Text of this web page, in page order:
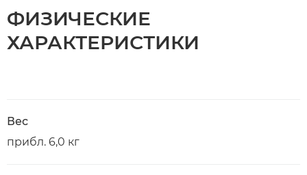
ФИЗИЧЕСКИЕ
ХАРАКТЕРИСТИКИ
Вес
прибл. 6,0 кг